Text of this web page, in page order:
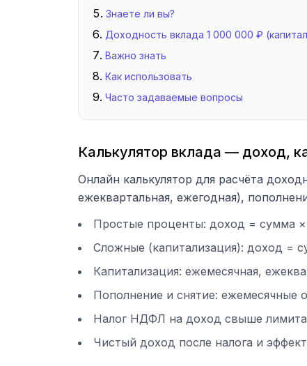
Знаете ли вы?
Доходность вклада 1 000 000 ₽
Важно знать
Как использовать
Часто задаваемые вопросы
Калькулятор вклада — доход,
Онлайн калькулятор для расчёта
ежеквартальная, ежегодная),
Простые проценты: доход = сумма ×
Сложные (капитализация): доход =
Капитализация: ежемесячная,
Пополнение и снятие: ежемесячные
Налог НДФЛ на доход свыше лимита
Чистый доход после налога и